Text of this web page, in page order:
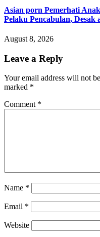
Asian porn Pemerhati
Pelaku Pencabulan,
August 8, 2026
Leave a Reply
Your email address will not
marked *
Comment *
Name *
Email *
Website